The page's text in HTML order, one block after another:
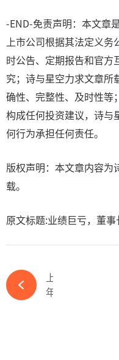
-END-免责声明：本文章
上市公司根据其法定义务
时公告、定期报告和官方
究；诗与星空力求文章所
确性、完整性、及时性等
构成任何投资建议，诗与
何行为承担任何责任。
版权声明：本文章内容为
载。
原文标题:业绩巨亏，董